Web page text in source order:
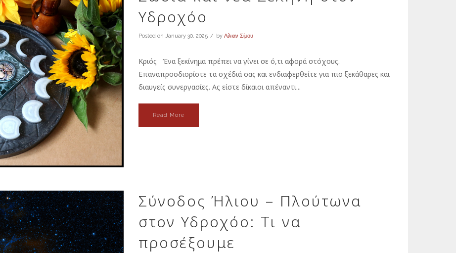
Υδροχόο
Posted on January 30, 2025 by Λίλιαν Σίμου
Κριός Ένα ξεκίνημα πρέπει να γίνει σε ό,τι αφορά στόχους.
Επαναπροσδιορίστε τα σχέδιά σας και ενδιαφερθείτε για πιο ξεκάθαρες και
διαυγείς συνεργασίες. Ας είστε δίκαιοι απέναντι...
Read More
Σύνοδος Ήλιου – Πλούτωνα
στον Υδροχόο: Τι να
προσέξουμε